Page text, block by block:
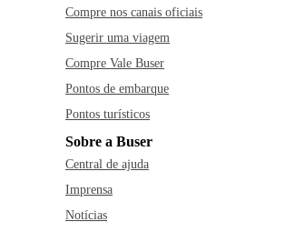
Compre nos canais oficiais
Sugerir uma viagem
Compre Vale Buser
Pontos de embarque
Pontos turísticos
Sobre a Buser
Central de ajuda
Imprensa
Notícias